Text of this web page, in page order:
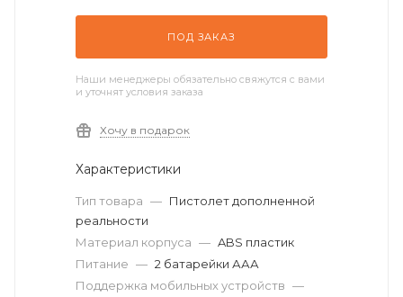
ПОД ЗАКАЗ
Наши менеджеры обязательно свяжутся с вами
и уточнят условия заказа
Хочу в подарок
Характеристики
Тип товара — Пистолет дополненной
реальности
Материал корпуса — ABS пластик
Питание — 2 батарейки ААА
Поддержка мобильных устройств —